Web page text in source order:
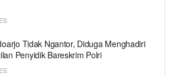
Tidak Ngantor, Diduga Menghadiri
Penyidik Bareskrim Polri